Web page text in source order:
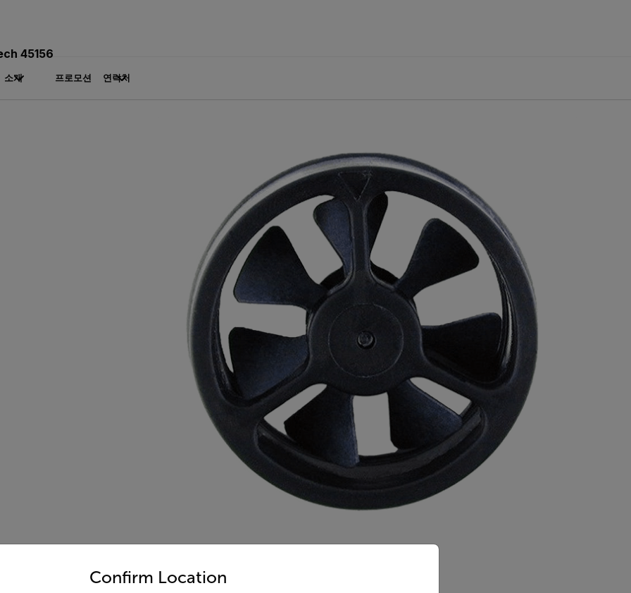
소개 프로모션 연락처
45156
Confirm Location
and language from the options below to access the appropriate version of our website.